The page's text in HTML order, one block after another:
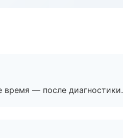
— после диагностики.